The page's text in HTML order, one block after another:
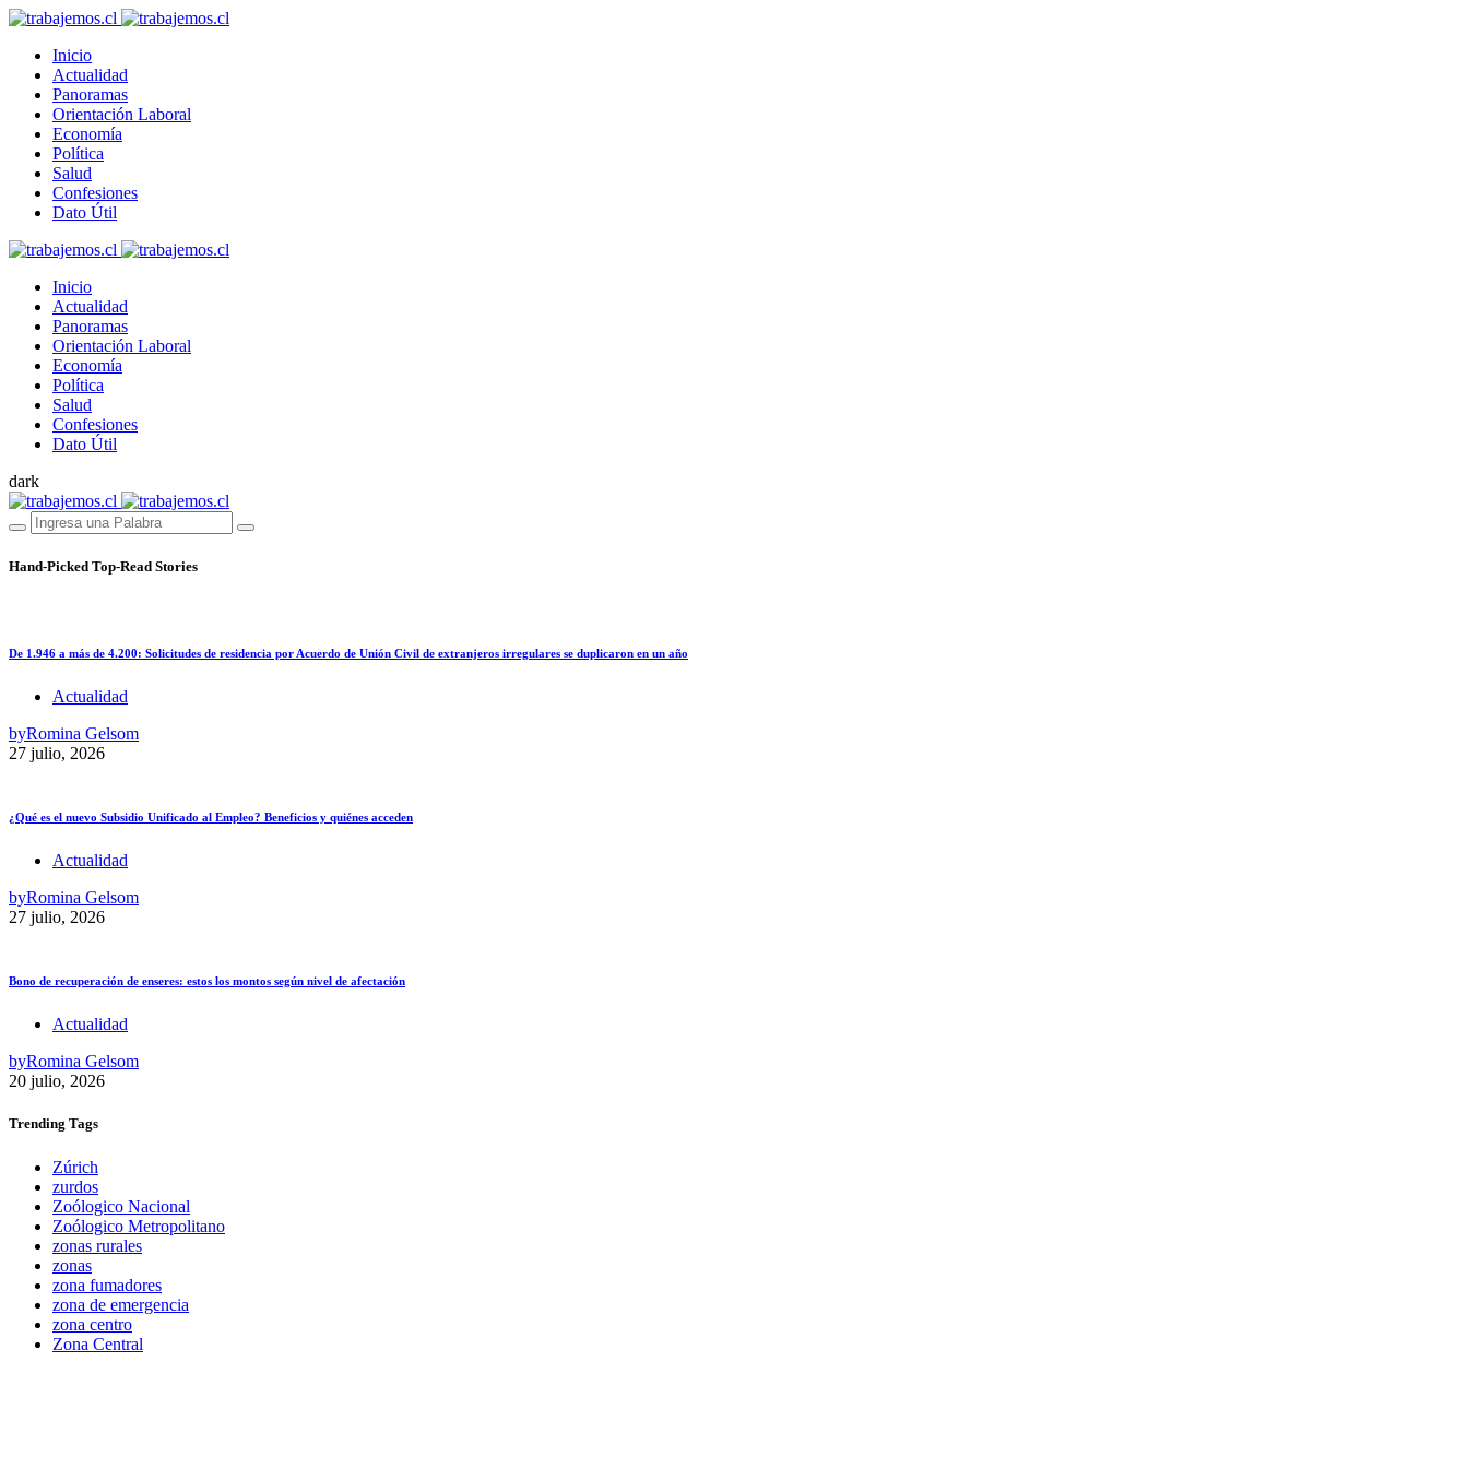
Inicio
Actualidad
Panoramas
Orientación Laboral
Economía
Política
Salud
Confesiones
Dato Útil
Inicio
Actualidad
Panoramas
Orientación Laboral
Economía
Política
Salud
Confesiones
Dato Útil
dark
Hand-Picked Top-Read Stories
De 1.946 a más de 4.200: Solicitudes de residencia por Acuerdo de Unión Civil de extranjeros irregulares se duplicaron en un año
Actualidad
byRomina Gelsom
27 julio, 2026
¿Qué es el nuevo Subsidio Unificado al Empleo? Beneficios y quiénes acceden
Actualidad
byRomina Gelsom
27 julio, 2026
Bono de recuperación de enseres: estos los montos según nivel de afectación
Actualidad
byRomina Gelsom
20 julio, 2026
Trending Tags
Zúrich
zurdos
Zoólogico Nacional
Zoólogico Metropolitano
zonas rurales
zonas
zona fumadores
zona de emergencia
zona centro
Zona Central